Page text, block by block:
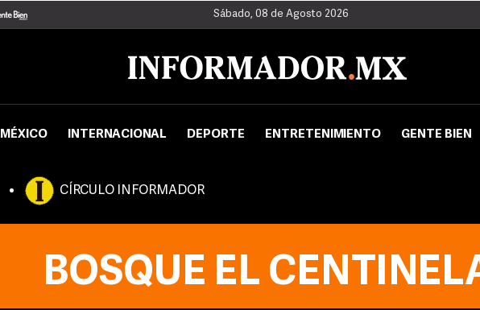
Sábado, 08 de Agosto 2026
MÉXICO INTERNACIONAL DEPORTE ENTRETENIMIENTO GENTE BIEN
CÍRCULO INFORMADOR
BOSQUE EL